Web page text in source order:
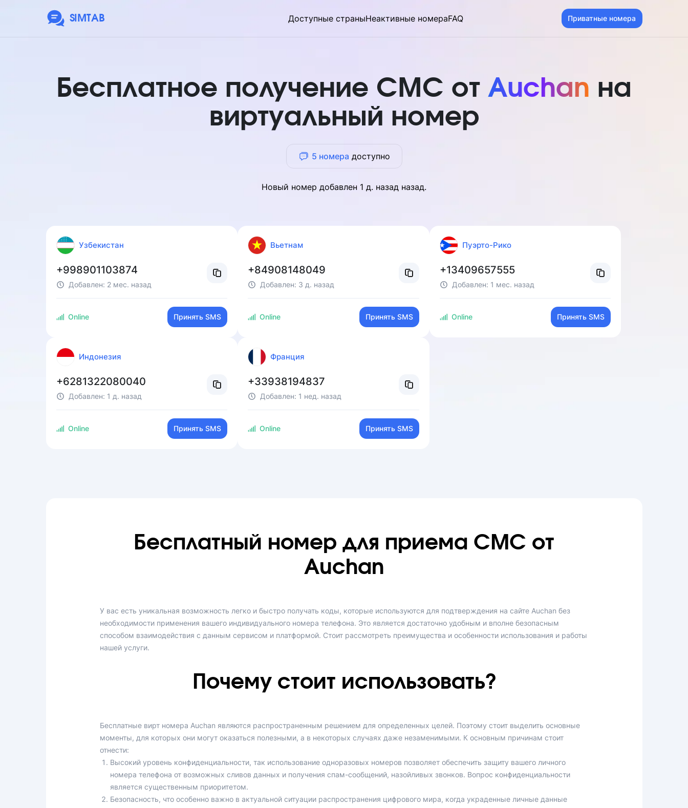
SIMTAB Доступные страныНеактивные номераFAQ Приватные номера
Бесплатное получение СМС от Auchan на
виртуальный номер
5 номера доступно
Новый номер добавлен 1 д. назад назад.
Узбекистан
+998901103874
Добавлен: 2 мес. назад
Online Принять SMS
Вьетнам
+84908148049
Добавлен: 3 д. назад
Online Принять SMS
Пуэрто-Рико
+13409657555
Добавлен: 1 мес. назад
Online Принять SMS
Индонезия
+6281322080040
Добавлен: 1 д. назад
Online Принять SMS
Франция
+33938194837
Добавлен: 1 нед. назад
Online Принять SMS
Бесплатный номер для приема СМС от
Auchan
У вас есть уникальная возможность легко и быстро получать коды, которые используются для подтверждения на сайте Auchan без
необходимости применения вашего индивидуального номера телефона. Это является достаточно удобным и вполне безопасным
способом взаимодействия с данным сервисом и платформой. Стоит рассмотреть преимущества и особенности использования и работы
нашей услуги.
Почему стоит использовать?
Бесплатные вирт номера Auchan являются распространенным решением для определенных целей. Поэтому стоит выделить основные
моменты, для которых они могут оказаться полезными, а в некоторых случаях даже незаменимыми. К основным причинам стоит
отнести:
Высокий уровень конфиденциальности, так использование одноразовых номеров позволяет обеспечить защиту вашего личного
номера телефона от возможных сливов данных и получения спам-сообщений, назойливых звонков. Вопрос конфиденциальности
является существенным приоритетом.
Безопасность, что особенно важно в актуальной ситуации распространения цифрового мира, когда украденные личные данные